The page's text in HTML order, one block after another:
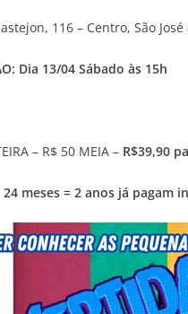
116 – Centro, São
Dia 13/04 Sábado às 15h
– R$ 50 MEIA – R$39,90
meses = 2 anos já pagam